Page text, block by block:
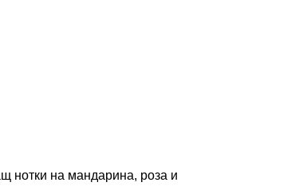
нотки на мандарина, роза и